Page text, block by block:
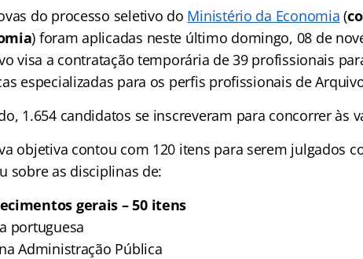
do processo seletivo do Ministério da Economia (
) foram aplicadas neste último domingo, 08 de
visa a contratação temporária de 39 profissionais
especializadas para os perfis profissionais de
1.654 candidatos se inscreveram para concorrer às
objetiva contou com 120 itens para serem julgados
sobre as disciplinas de:
gerais – 50 itens
portuguesa
Administração Pública